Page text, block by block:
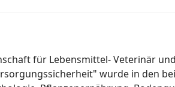
für Lebensmittel- Veterinär
wurde in den